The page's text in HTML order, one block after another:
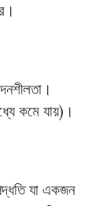
কমে যায়)।
যা একজন